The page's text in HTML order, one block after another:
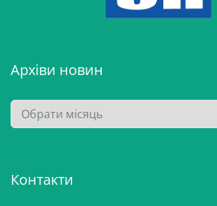
Архіви новин
А
р
в
Контакти